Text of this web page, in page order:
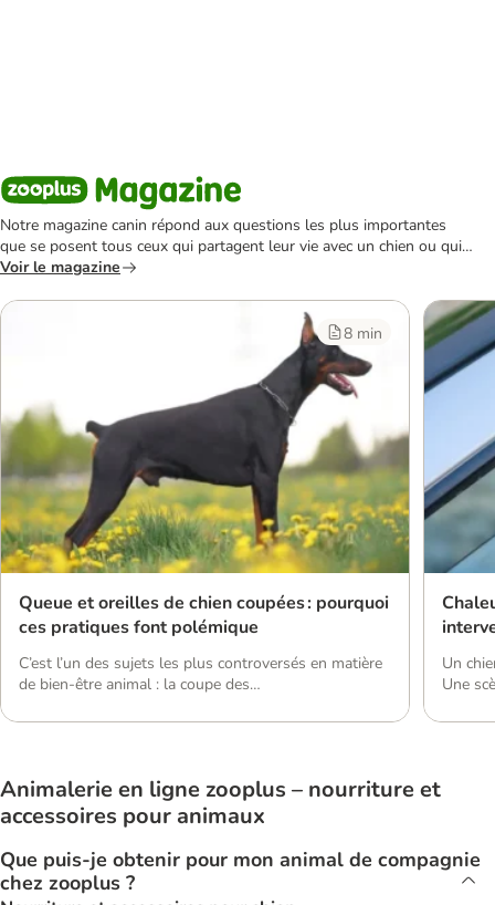
Notre magazine canin répond aux questions les plus importantes
que se posent tous ceux qui partagent leur vie avec un chien ou qui
envisagent d'en acquérir un.
Voir le magazine
8 min
Queue et oreilles de chien coupées : pourquoi
ces pratiques font polémique
C’est l’un des sujets les plus controversés en matière
de bien-être animal : la coupe des
le chien. En quoi consistent ces pratiques et pourquoi
peuvent porter atteinte au bien-être du chien et sur
les réglementations qui les encadrent aujourd’hui. […]
Un
Une
Animalerie en ligne zooplus – nourriture et
accessoires pour animaux
Que puis-je obtenir pour mon animal de compagnie
chez zooplus ?